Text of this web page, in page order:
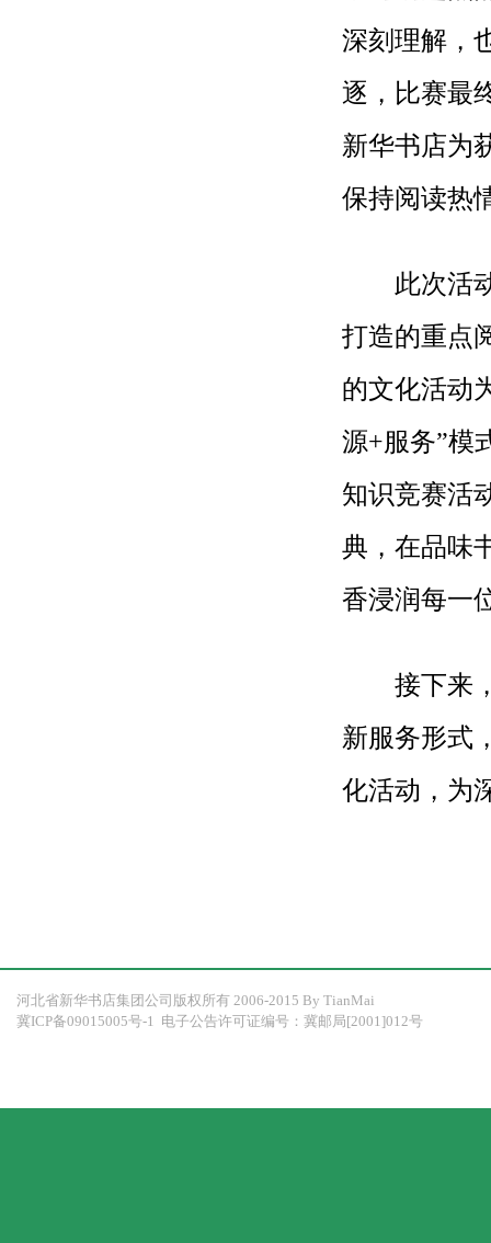
深刻理解，
逐，比赛最
新华书店为
保持阅读热
此次活动
打造的重点
的文化活动
源+服务”模
知识竞赛活
典，在品味
香浸润每一
接下来，
新服务形式
化活动，为
河北省新华书店集团公司版权所有 2006-2015 By TianMai
冀ICP备09015005号-1 电子公告许可证编号：冀邮局[2001]012号